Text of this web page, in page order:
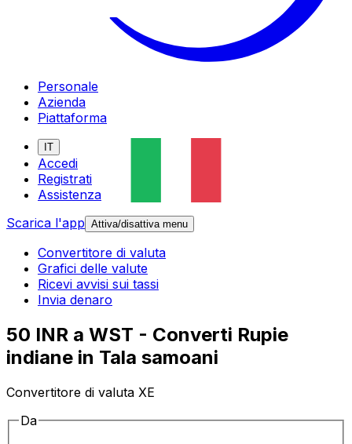
Personale
Azienda
Piattaforma
IT
Accedi
Registrati
Assistenza
Scarica l'app Attiva/disattiva menu
Convertitore di valuta
Grafici delle valute
Ricevi avvisi sui tassi
Invia denaro
50 INR a WST - Converti Rupie
indiane in Tala samoani
Convertitore di valuta XE
Da